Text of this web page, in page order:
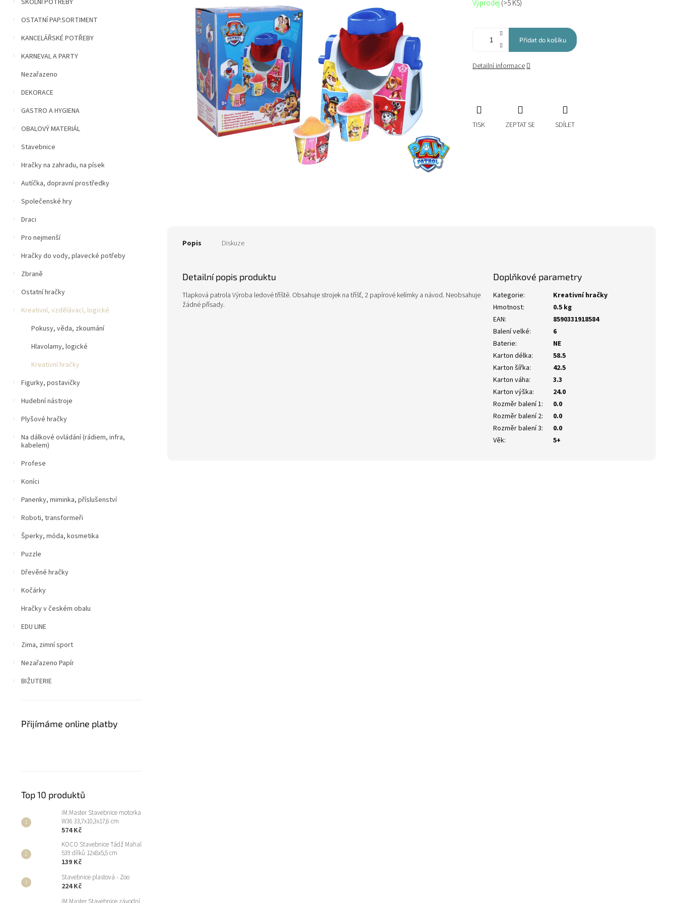
p
a
e
ŠKOLNÍ POTŘEBY
OSTATNÍ PAP.SORTIMENT
KANCELÁŘSKÉ POTŘEBY
KARNEVAL A PARTY
Nezařazeno
DEKORACE
GASTRO A HYGIENA
OBALOVÝ MATERIÁL
Stavebnice
Hračky na zahradu, na písek
Autíčka, dopravní prostředky
Společenské hry
Draci
Pro nejmenší
Hračky do vody, plavecké potřeby
Zbraně
Ostatní hračky
Kreativní, vzdělávací, logické
Pokusy, věda, zkoumání
Hlavolamy, logické
Kreativní hračky
Figurky, postavičky
Hudební nástroje
Plyšové hračky
Na dálkové ovládání (rádiem, infra,
kabelem)
Profese
Koníci
Panenky, miminka, příslušenství
Roboti, transformeři
Šperky, móda, kosmetika
Puzzle
Dřevěné hračky
Kočárky
Hračky v českém obalu
EDU LINE
Zima, zimní sport
Nezařazeno Papír
BIŽUTERIE
Přijímáme online platby
Top 10 produktů
iM.Master Stavebnice motorka
W36 33,7x10,3x17,6 cm
574 Kč
KOCO Stavebnice Tádž Mahal
539 dílků 12x8x5,5 cm
139 Kč
Stavebnice plastová - Zoo
224 Kč
hvězdiček.
cena:
Výprodej(>5 KS)
Přidat do košíku
Detailní informace
TISK ZEPTAT SE SDÍLET
Popis Diskuze
Detailní popis produktu
Tlapková patrola Výroba ledové tříště. Obsahuje strojek na tříšť, 2 papírové kelímky a návod. Neobsahuje
žádné přísady.
Doplňkové parametry
Kategorie:
Kreativní hračky
Hmotnost:
0.5 kg
EAN:
8590331918584
Balení velké:
6
Baterie:
NE
Karton délka:
58.5
Karton šířka:
42.5
Karton váha:
3.3
Karton výška:
24.0
Rozměr balení 1:
0.0
Rozměr balení 2:
0.0
Rozměr balení 3:
0.0
Věk: 5+